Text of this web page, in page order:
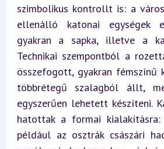
szimbolikus kontrollt is: a
ellenálló katonai egységek
gyakran a sapka, illetve a
Technikai szempontból a
összefogott, gyakran
többrétegű szalagból állt,
egyszerűen lehetett készíteni.
hatottak a formai
például az osztrák császári